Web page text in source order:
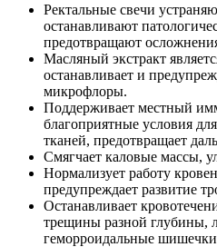
Ректальные свечи
останавливают
предотвращают
Масляный экстракт
останавливает и
микрофлоры.
Поддерживает местный
благоприятные условия
тканей, предотвращает
Смягчает каловые массы,
Нормализует работу
предупреждает развитие
Останавливает
трещины разной глубины,
геморроидальные